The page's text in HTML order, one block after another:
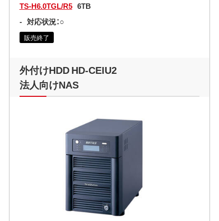
TS-H6.0TGL/R5 6TB
- 対応状況：○
販売終了
外付けHDD HD-CEIU2
法人向けNAS